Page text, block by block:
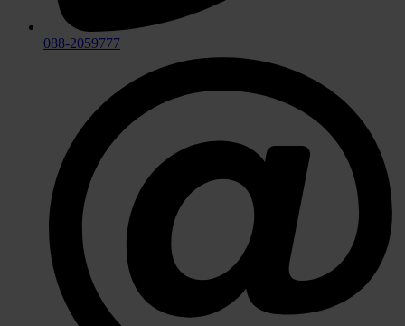
088-2059777